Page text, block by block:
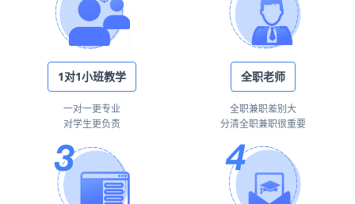
1对1小班教学
一对一更专业
对学生更负责
全职老师
全职兼职差别大
分清全职兼职很重要